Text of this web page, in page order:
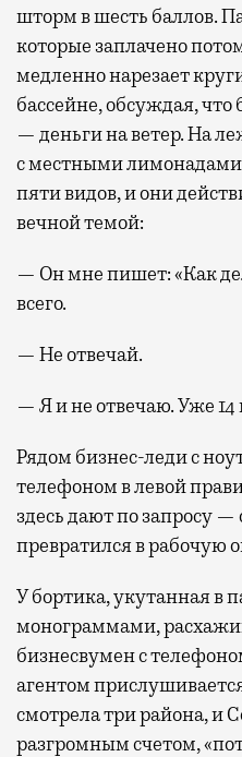
шторм в шесть баллов.
которые заплачено
медленно нарезает
бассейне, обсуждая,
— деньги на ветер. На
с местными
пяти видов, и они
вечной темой:
— Он мне пишет: «Как
всего.
— Не отвечай.
— Я и не отвечаю. Уже
Рядом бизнес-леди с
телефоном в левой
здесь дают по запросу
превратился в рабочую
У бортика, укутанная в
монограммами,
бизнесвумен с
агентом
смотрела три района, и
разгромным счетом,